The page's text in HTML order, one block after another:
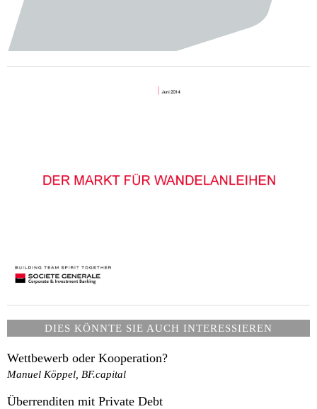
DIES KÖNNTE SIE AUCH INTERESSIEREN
Wettbewerb oder Kooperation?
Manuel Köppel, BF.capital
Überrenditen mit Private Debt